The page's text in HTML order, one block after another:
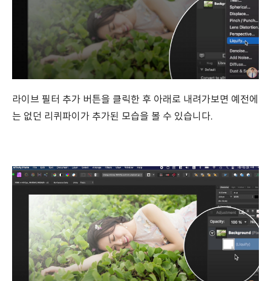
라이브 필터 추가 버튼을 클릭한 후 아래로 내려가보면 예전에
는 없던 리퀴파이가 추가된 모습을 볼 수 있습니다.